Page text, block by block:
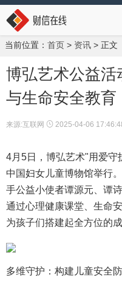
当前位置： 首页 > 资讯 > 正文
博弘艺术公益
与生命安全教育
来源:互联网 2025-04-06
4月5日，博弘艺术"用爱守
中国妇女儿童博物馆举行
手公益小使者谭源元、谭
通过心理健康课堂、生命
为孩子们搭建起全方位的
多维守护：构建儿童安全